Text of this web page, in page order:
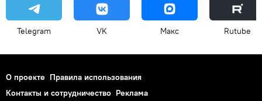
Telegram VK Макс Rutube
О проекте Правила использования
Контакты и сотрудничество Реклама